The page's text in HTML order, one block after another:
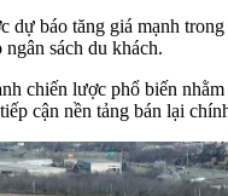
báo tăng giá mạnh
sách du khách.
chiến lược phổ biến
cận nền tảng bán lại